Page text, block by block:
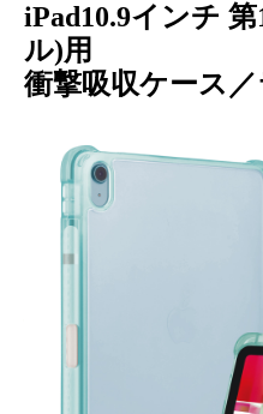
iPad10.9インチ
ル)用
衝撃吸収ケース